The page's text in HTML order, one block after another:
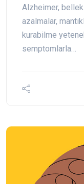
Alzheimer,
azalmalar,
kurabilme
semptomlarla…